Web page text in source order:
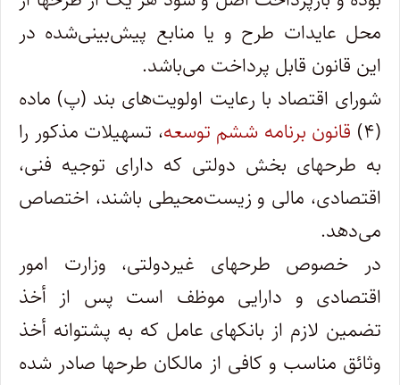
محل عایدات طرح و یا منابع پیش‌بینی‌‌شده در
این قانون قابل پرداخت می‌باشد.
شورای اقتصاد با رعایت اولویت‌های بند (پ) ماده
(۴)
قانون برنامه ششم توسعه، تسهیلات مذکور را
به طرحهای بخش دولتی که دارای توجیه فنی،
اقتصادی، مالی و زیست‌محیطی باشند، اختصاص
می‌دهد.
در خصوص طرحهای غیردولتی، وزارت امور
اقتصادی و دارایی موظف است پس از أخذ
تضمین لازم از بانکهای عامل که به پشتوانه أخذ
وثائق مناسب و کافی از مالکان طرحها صادر شده